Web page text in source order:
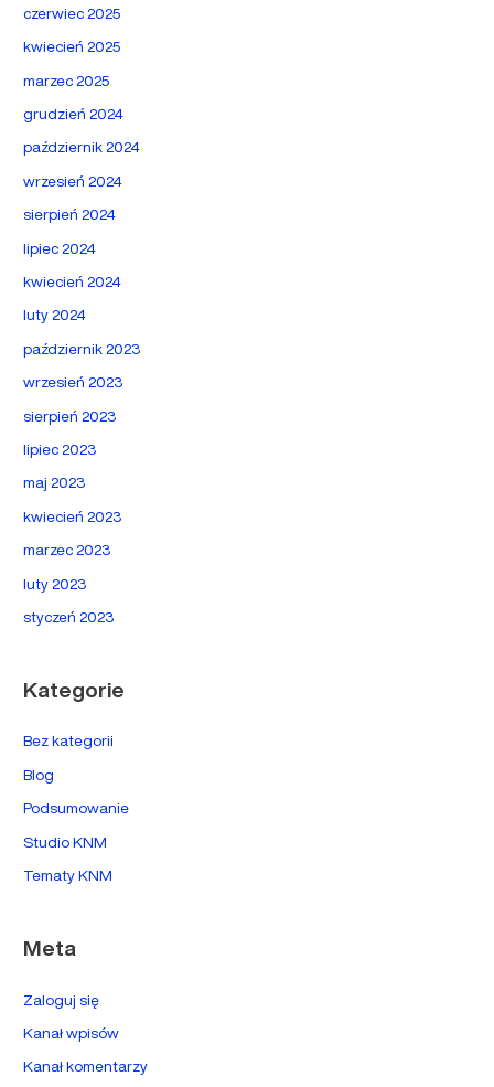
czerwiec 2025
kwiecień 2025
marzec 2025
grudzień 2024
październik 2024
wrzesień 2024
sierpień 2024
lipiec 2024
kwiecień 2024
luty 2024
październik 2023
wrzesień 2023
sierpień 2023
lipiec 2023
maj 2023
kwiecień 2023
marzec 2023
luty 2023
styczeń 2023
Kategorie
Bez kategorii
Blog
Podsumowanie
Studio KNM
Tematy KNM
Meta
Zaloguj się
Kanał wpisów
Kanał komentarzy